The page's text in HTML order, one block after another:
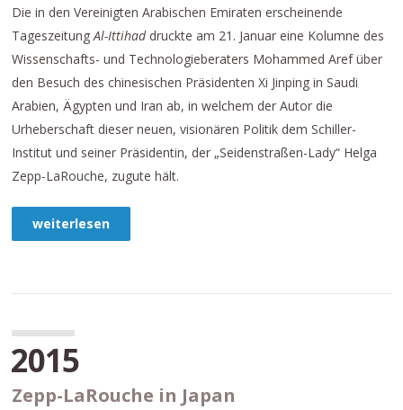
Die in den Vereinigten Arabischen Emiraten erscheinende
TageszeitungAl-Ittihaddruckte am 21. Januar eine Kolumne des
Wissenschafts- und Technologieberaters Mohammed Aref über
den Besuch des chinesischen Präsidenten Xi Jinping in Saudi
Arabien, Ägypten und Iran ab, in welchem der Autor die
Urheberschaft dieser neuen, visionären Politik dem Schiller-
Institut und seiner Präsidentin, der „Seidenstraßen-Lady“ Helga
Zepp-LaRouche, zugute hält.
weiterlesen
2015
Zepp-LaRouche in Japan